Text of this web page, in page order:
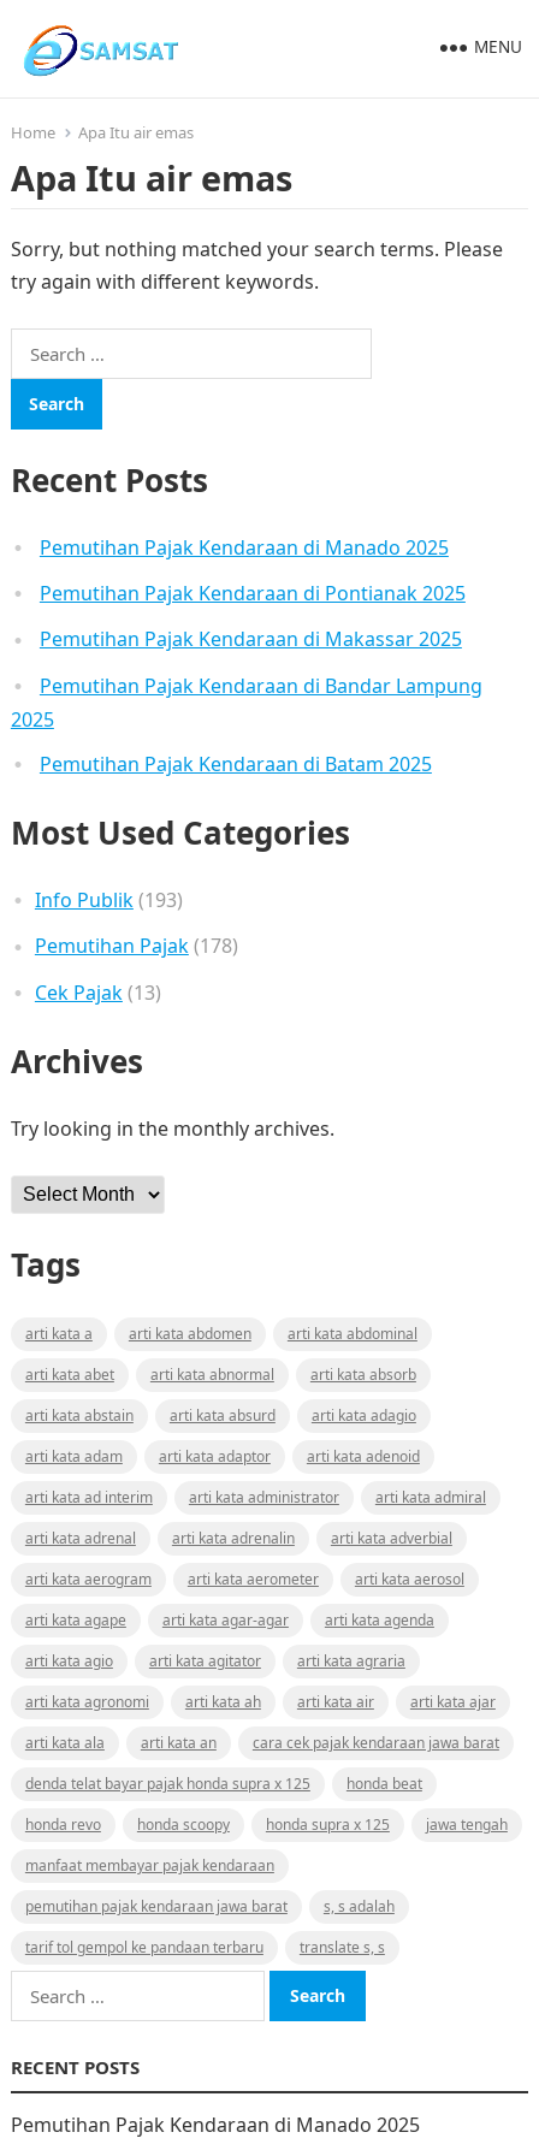
MENU
Home Apa Itu air emas
Apa Itu air emas
Sorry, but nothing matched your search terms. Please
try again with different keywords.
Search
for:
Recent Posts
Pemutihan Pajak Kendaraan di Manado 2025
Pemutihan Pajak Kendaraan di Pontianak 2025
Pemutihan Pajak Kendaraan di Makassar 2025
Pemutihan Pajak Kendaraan di Bandar Lampung
2025
Pemutihan Pajak Kendaraan di Batam 2025
Most Used Categories
Info Publik(193)
Pemutihan Pajak(178)
Cek Pajak(13)
Archives
Try looking in the monthly archives.
Archives
Tags
arti kata a arti kata abdomen
arti kata abdominal
arti kata abet
arti kata abnormal
arti kata absorb
arti kata abstain
arti kata absurd
arti kata adagio
arti kata adam
arti kata adaptor
arti kata adenoid
arti kata ad interim
arti kata administrator
arti kata admiral
arti kata adrenal
arti kata adrenalin
arti kata adverbial
arti kata aerogram
arti kata aerometer
arti kata aerosol
arti kata agape
arti kata agar-agar
arti kata agenda
arti kata agio
arti kata agitator
arti kata agraria
arti kata agronomi
arti kata ah arti kata air
arti kata ajar
arti kata ala
arti kata an
cara cek pajak kendaraan jawa barat
denda telat bayar pajak honda supra x 125
honda beat
honda revo
honda scoopy honda supra x 125
jawa tengah
manfaat membayar pajak kendaraan
pemutihan pajak kendaraan jawa barat
s, s adalah
tarif tol gempol ke pandaan terbaru
translate s, s
Search
for:
RECENT POSTS
Pemutihan Pajak Kendaraan di Manado 2025